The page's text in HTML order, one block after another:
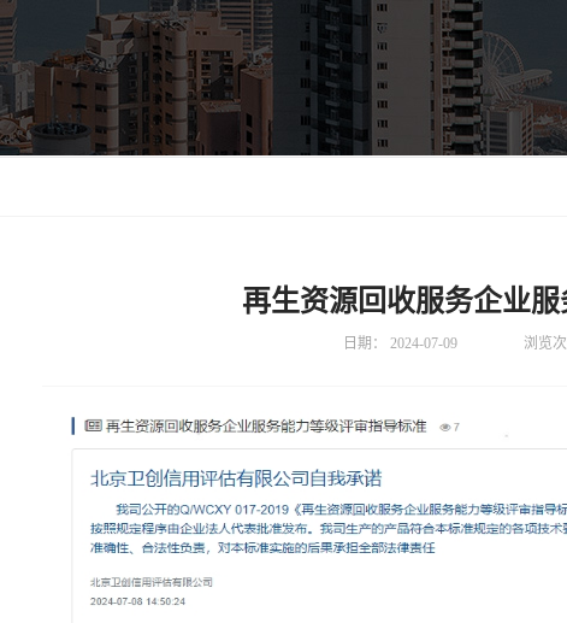
再生资源回收服务企业
日期： 2024-07-09 浏览次